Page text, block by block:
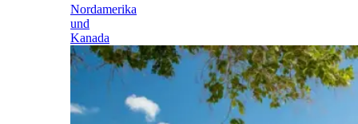
Nordamerika
und
Kanada